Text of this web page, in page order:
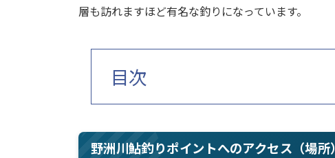
層も訪れますほど有名な釣りになっています。
目次
野洲川鮎釣りポイントへのアクセス（場所）